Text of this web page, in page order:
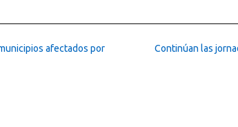
Continúan las
afectados por